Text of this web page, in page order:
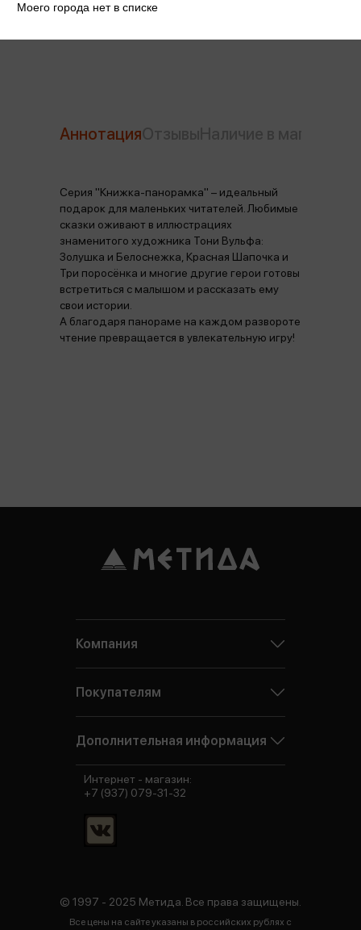
Аннотация
Серия "Книжка-панорамка" – идеальный
подарок для маленьких читателей. Любимые
сказки оживают в иллюстрациях
знаменитого художника Тони Вульфа:
Золушка и Белоснежка, Красная Шапочка и
Три поросëнка и многие другие герои готовы
встретиться с малышом и рассказать ему
свои истории.
А благодаря панораме на каждом развороте
чтение превращается в увлекательную игру!
Моего города нет в списке
Компания
Покупателям
Дополнительная информация
© 1997 - 2025 Метида. Все права защищены.
Все цены на сайте указаны в российских рублях с
Интернет - магазин:
+7 (937) 079-31-32